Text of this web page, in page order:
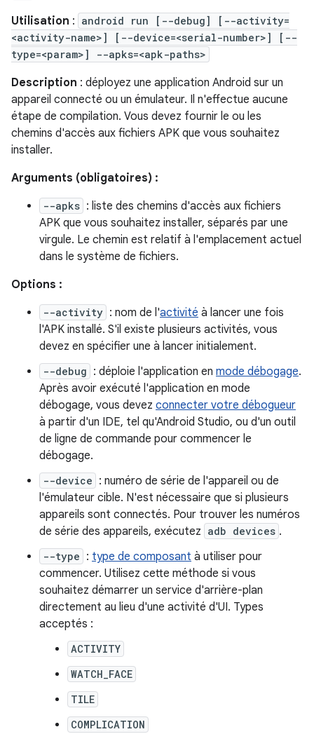
Utilisation : android run [--debug] [--activity=
<activity-name>] [--device=<serial-number>] [--
type=<param>] --apks=<apk-paths>
Description : déployez une application Android sur un
appareil connecté ou un émulateur. Il n'effectue aucune
étape de compilation. Vous devez fournir le ou les
chemins d'accès aux fichiers APK que vous souhaitez
installer.
Arguments (obligatoires) :
--apks : liste des chemins d'accès aux fichiers
APK que vous souhaitez installer, séparés par une
virgule. Le chemin est relatif à l'emplacement actuel
dans le système de fichiers.
Options :
--activity : nom de l'activité à lancer une fois
l'APK installé. S'il existe plusieurs activités, vous
devez en spécifier une à lancer initialement.
--debug : déploie l'application en mode débogage.
Après avoir exécuté l'application en mode
débogage, vous devez connecter votre débogueur
à partir d'un IDE, tel qu'Android Studio, ou d'un outil
de ligne de commande pour commencer le
débogage.
--device : numéro de série de l'appareil ou de
l'émulateur cible. N'est nécessaire que si plusieurs
appareils sont connectés. Pour trouver les numéros
de série des appareils, exécutez adb devices .
--type : type de composant à utiliser pour
commencer. Utilisez cette méthode si vous
souhaitez démarrer un service d'arrière-plan
directement au lieu d'une activité d'UI. Types
acceptés :
ACTIVITY
WATCH_FACE
TILE
COMPLICATION